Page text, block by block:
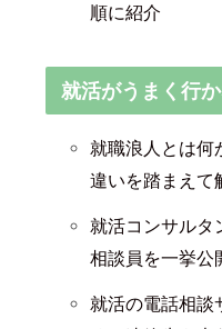
順に紹介
就活がうまく行
就職浪人とは何
違いを踏まえて
就活コンサルタ
相談員を一挙公
就活の電話相談